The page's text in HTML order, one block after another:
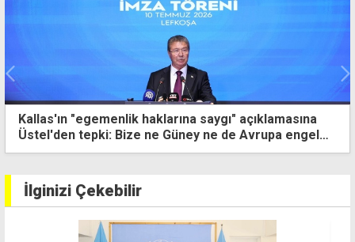
Kallas'ın "egemenlik haklarına saygı" açıklamasına
Üstel'den tepki: Bize ne Güney ne de Avrupa engel
olabilir
İlginizi Çekebilir